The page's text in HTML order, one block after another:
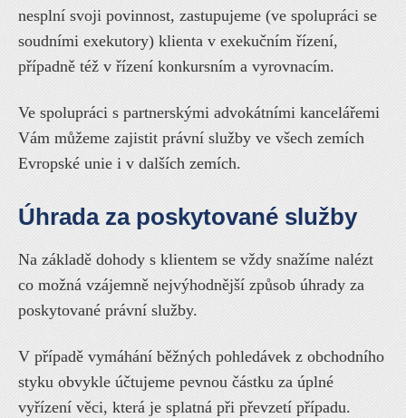
nesplní svoji povinnost, zastupujeme (ve spolupráci se
soudními exekutory) klienta v exekučním řízení,
případně též v řízení konkursním a vyrovnacím.
Ve spolupráci s partnerskými advokátními kancelářemi
Vám můžeme zajistit právní služby ve všech zemích
Evropské unie i v dalších zemích.
Úhrada za poskytované služby
Na základě dohody s klientem se vždy snažíme nalézt
co možná vzájemně nejvýhodnější způsob úhrady za
poskytované právní služby.
V případě vymáhání běžných pohledávek z obchodního
styku obvykle účtujeme pevnou částku za úplné
vyřízení věci, která je splatná při převzetí případu.